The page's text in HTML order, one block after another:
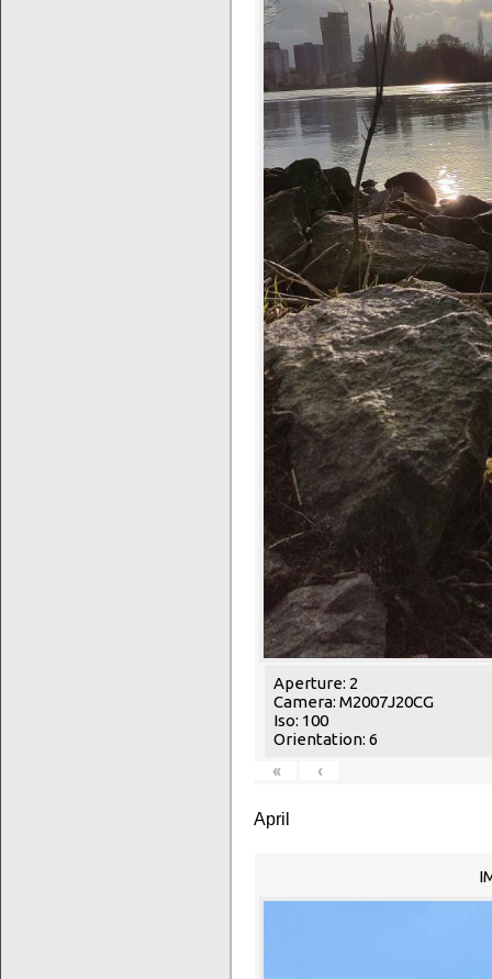
Aperture: 2
Camera: M2007J20CG
Iso: 100
Orientation: 6
«
‹
April